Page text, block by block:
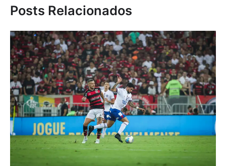
Posts Relacionados